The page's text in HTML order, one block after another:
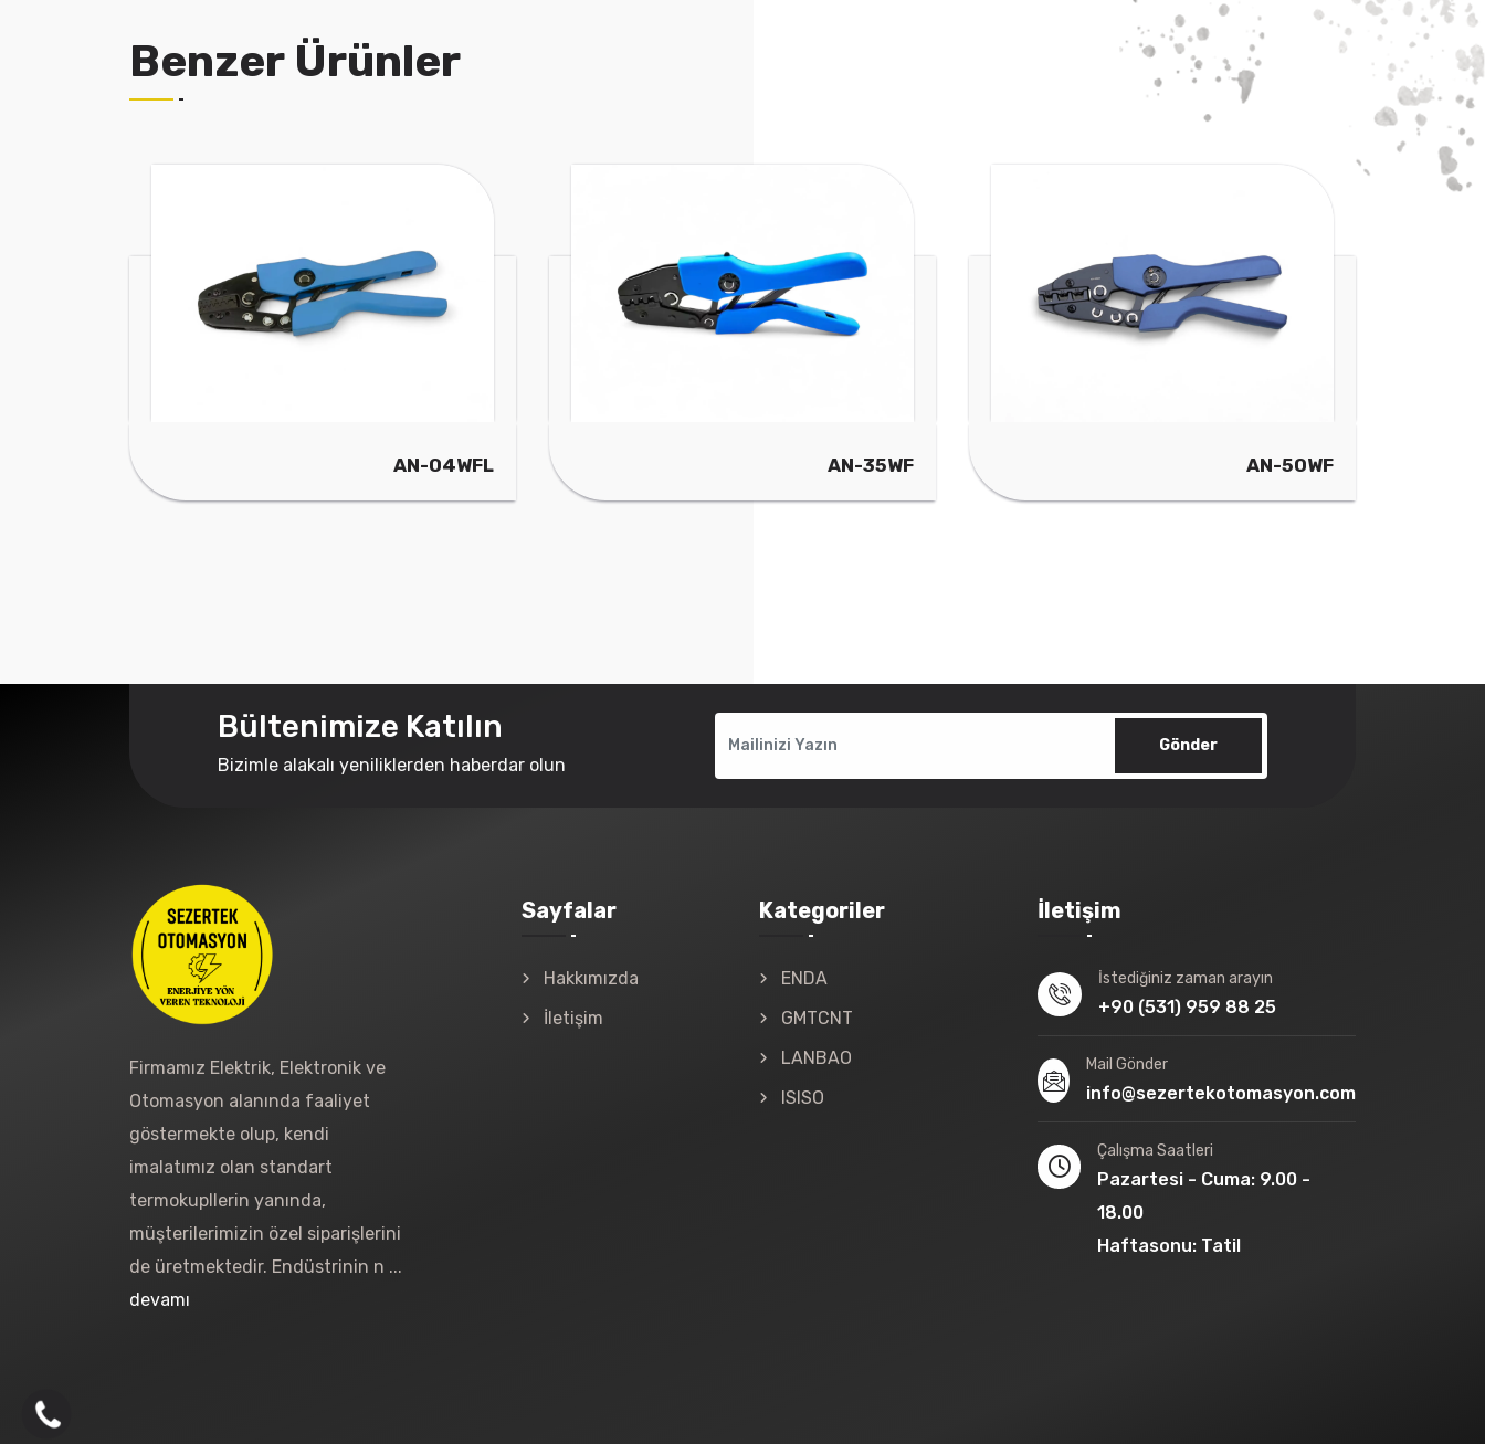
Benzer Ürünler
AN-04WFL AN-35WF AN-50WF
Bültenimize Katılın
Bizimle alakalı yeniliklerden haberdar olun
Gönder
Firmamız Elektrik, Elektronik ve
Otomasyon alanında faaliyet
göstermekte olup, kendi
imalatımız olan standart
termokupllerin yanında,
müşterilerimizin özel siparişlerini
de üretmektedir. Endüstrinin n ...
devamı
Sayfalar
Hakkımızda
İletişim
Kategoriler
ENDA
GMTCNT
LANBAO
ISISO
İletişim
İstediğiniz zaman arayın
+90 (531) 959 88 25
Mail Gönder
info@sezertekotomasyon.com
Çalışma Saatleri
Pazartesi - Cuma: 9.00 -
18.00
Haftasonu: Tatil